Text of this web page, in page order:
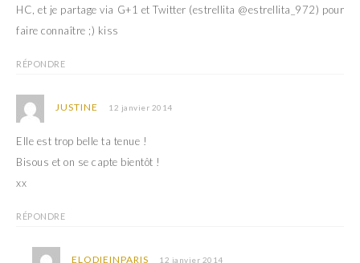
HC, et je partage via G+1 et Twitter (estrellita @estrellita_972) pour
faire connaître ;) kiss
RÉPONDRE
JUSTINE 12 janvier 2014
Elle est trop belle ta tenue !
Bisous et on se capte bientôt !
xx
RÉPONDRE
ELODIEINPARIS 12 janvier 2014